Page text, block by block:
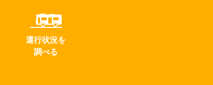
運行状況を
調べる